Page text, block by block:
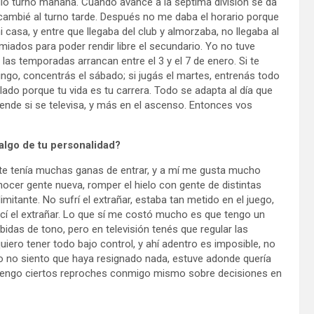
al turno tarde. Después no me daba el horario porque
y entre que llegaba del club y almorzaba, no llegaba al
para poder rendir libre el secundario. Yo no tuve
temporadas arrancan entre el 3 y el 7 de enero. Si te
concentrás el sábado; si jugás el martes, entrenás todo
porque tu vida es tu carrera. Todo se adapta al día que
si se televisa, y más en el ascenso. Entonces vos
de tu personalidad?
tenía muchas ganas de entrar, y a mí me gusta mucho
gente nueva, romper el hielo con gente de distintas
No sufrí el extrañar, estaba tan metido en el juego,
el extrañar. Lo que sí me costó mucho es que tengo un
de tono, pero en televisión tenés que regular las
tener todo bajo control, y ahí adentro es imposible, no
siento que haya resignado nada, estuve adonde quería
ciertos reproches conmigo mismo sobre decisiones en